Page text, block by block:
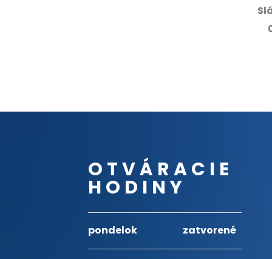
OTVÁRACIE
HODINY
pondelok zatvorené